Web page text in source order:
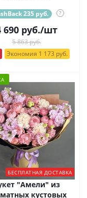
235 руб. ?
690руб./шт
5 863 руб.
Экономия 1 173 руб.
БЕСПЛАТНАЯ ДОСТАВКА
"Амели" из
кустовых